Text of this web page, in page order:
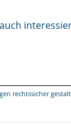
rechtssicher